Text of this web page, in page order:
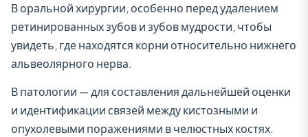
В оральной хирургии, особенно перед удалением
ретинированных зубов и зубов мудрости, чтобы
увидеть, где находятся корни относительно нижнего
альвеолярного нерва.
В патологии — для составления дальнейшей оценки
и идентификации связей между кистозными и
опухолевыми поражениями в челюстных костях.